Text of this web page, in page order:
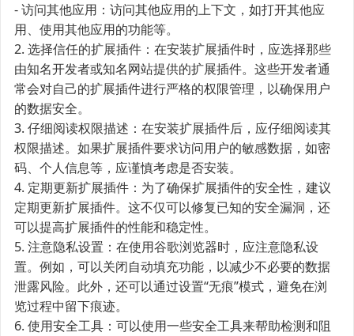
- 访问其他应用：访问其他应用的上下文，如打开其他应
用、使用其他应用的功能等。
2. 选择信任的扩展插件：在安装扩展插件时，应选择那些
由知名开发者或知名网站提供的扩展插件。这些开发者通
常会对自己的扩展插件进行严格的权限管理，以确保用户
的数据安全。
3. 仔细阅读权限描述：在安装扩展插件后，应仔细阅读其
权限描述。如果扩展插件要求访问用户的敏感数据，如密
码、个人信息等，应谨慎考虑是否安装。
4. 定期更新扩展插件：为了确保扩展插件的安全性，建议
定期更新扩展插件。这不仅可以修复已知的安全漏洞，还
可以提高扩展插件的性能和稳定性。
5. 注意隐私设置：在使用谷歌浏览器时，应注意隐私设
置。例如，可以关闭自动填充功能，以减少不必要的数据
泄露风险。此外，还可以通过设置“无痕”模式，避免在浏
览过程中留下痕迹。
6. 使用安全工具：可以使用一些安全工具来帮助检测和阻